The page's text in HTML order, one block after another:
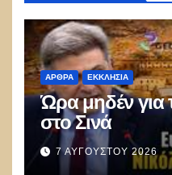
ΑΡΘΡΑ ΕΚΚΛΗΣΊΑ
Ώρα μηδέν για
στο Σινά
7 ΑΥΓΟΎΣΤΟΥ 2026